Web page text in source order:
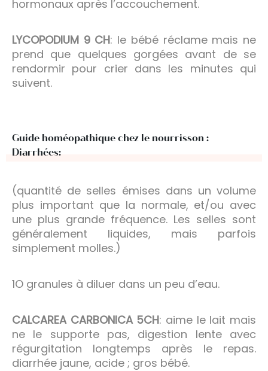
hormonaux après l’accouchement.
LYCOPODIUM 9 CH: le bébé réclame mais ne
prend que quelques gorgées avant de se
rendormir pour crier dans les minutes qui
suivent.
Guide homéopathique chez le nourrisson :
Diarrhées:
(quantité de selles émises dans un volume
plus important que la normale, et/ou avec
une plus grande fréquence. Les selles sont
généralement liquides, mais parfois
simplement molles.)
1O granules à diluer dans un peu d’eau.
CALCAREA CARBONICA 5CH: aime le lait mais
ne le supporte pas, digestion lente avec
régurgitation longtemps après le repas.
diarrhée jaune, acide ; gros bébé.